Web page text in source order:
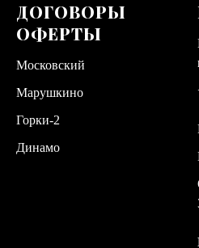
ДОГОВОРЫ
ОФЕРТЫ
Московский
Марушкино
Горки-2
Динамо